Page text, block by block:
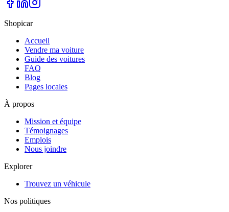
Shopicar
Accueil
Vendre ma voiture
Guide des voitures
FAQ
Blog
Pages locales
À propos
Mission et équipe
Témoignages
Emplois
Nous joindre
Explorer
Trouvez un véhicule
Nos politiques